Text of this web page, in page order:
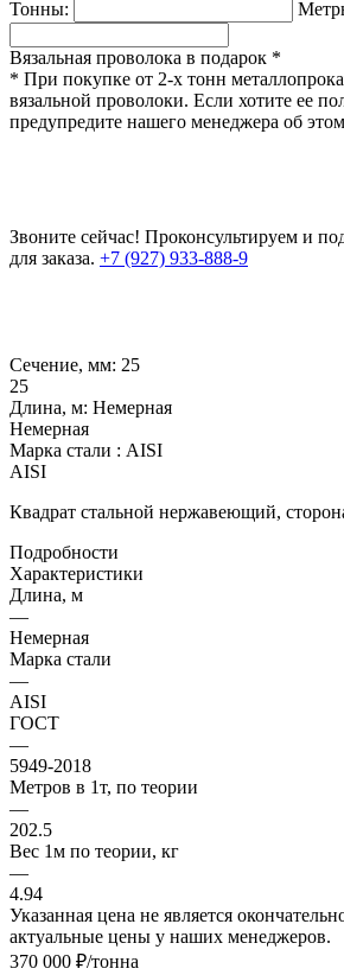
Тонны:
Вязальная проволока в подарок *
* При покупке от 2-х тонн
вязальной проволоки. Если хотите ее
предупредите нашего менеджера об
Звоните сейчас! Проконсультируем и
для заказа. +7 (927) 933-888-9
Сечение, мм: 25
25
Длина, м: Немерная
Немерная
Марка стали : AISI
AISI
Квадрат стальной нержавеющий,
Подробности
Характеристики
Длина, м
—
Немерная
Марка стали
—
AISI
ГОСТ
—
5949-2018
Метров в 1т, по теории
—
202.5
Вес 1м по теории, кг
—
4.94
Указанная цена не является
актуальные цены у наших менеджеров.
370 000 ₽/тонна